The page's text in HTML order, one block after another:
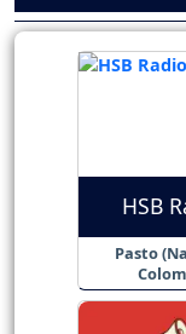
HSB
Pasto